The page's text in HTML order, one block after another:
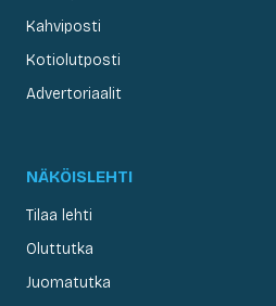
Kahviposti
Kotiolutposti
Advertoriaalit
NÄKÖISLEHTI
Tilaa lehti
Oluttutka
Juomatutka